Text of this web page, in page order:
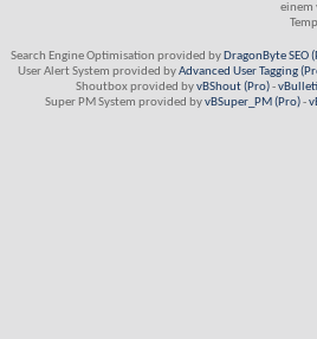
einem
Search Engine Optimisation provided by DragonByte SEO
User Alert System provided byAdvanced User Tagging
Shoutbox provided byvBShout (Pro)-
Super PM System provided byvBSuper_PM (Pro)-